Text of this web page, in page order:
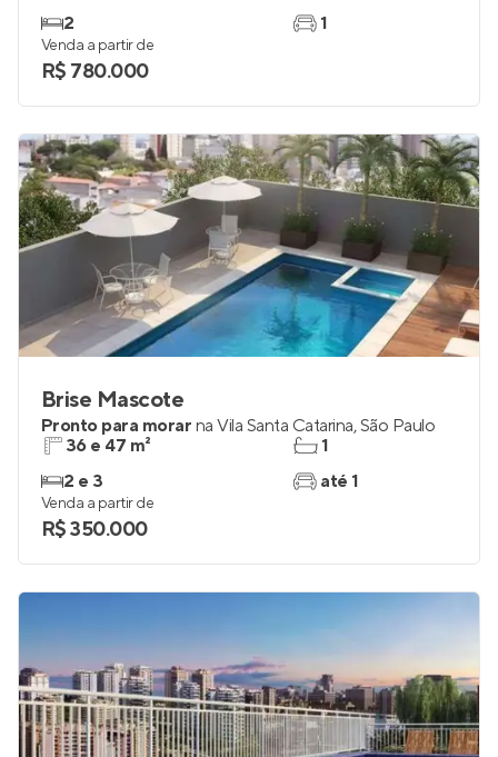
2
1
Venda a partir de
R$ 780.000
Brise Mascote
Pronto para morar na Vila Santa Catarina,São Paulo
36 e 47 m²
2 e 3
1
até 1
Venda a partir de
R$ 350.000